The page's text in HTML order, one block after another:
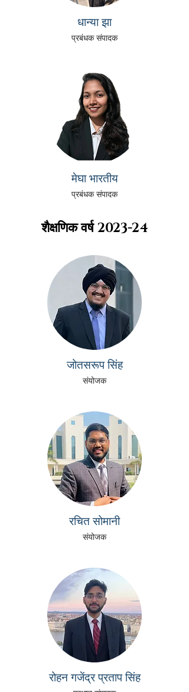
धान्या झा
प्रबंधक संपादक
मेघा भारतीय
प्रबंधक संपादक
शैक्षणिक वर्ष2023-24
जोतसरूप सिंह
संयोजक
रचित सोमानी
संयोजक
रोहन गजेंद्र प्रताप सिंह